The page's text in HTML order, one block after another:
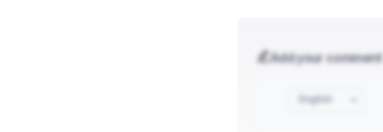
Add your comment
English